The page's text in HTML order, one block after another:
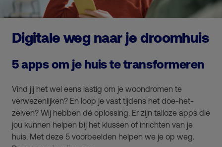
Digitale weg naar je droomhuis
5 apps om je huis te transformeren
Vind jij het wel eens lastig om je woondromen te
verwezenlijken? En loop je vast tijdens het doe-het-
zelven? Wij hebben dé oplossing. Er zijn talloze apps die
jou kunnen helpen bij het klussen of inrichten van je
huis. Met deze 5 voorbeelden helpen we je op weg.